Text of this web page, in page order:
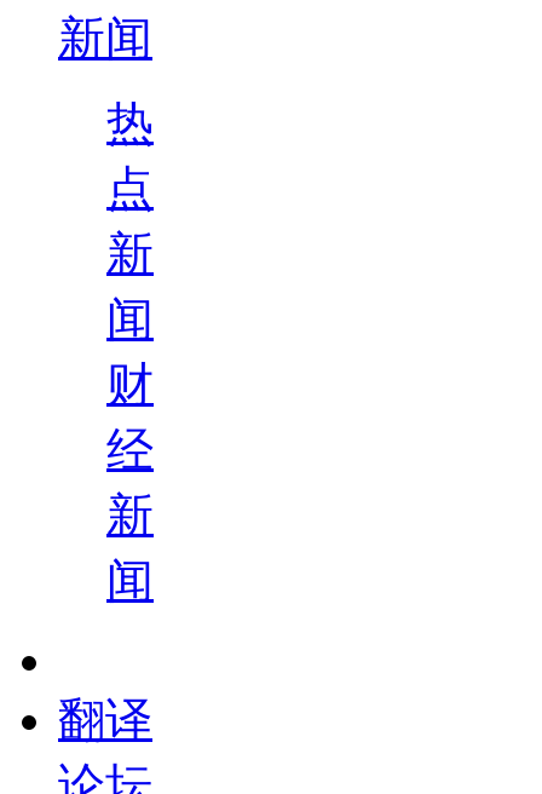
新闻
热
点
新
闻
财
经
新
闻
翻译